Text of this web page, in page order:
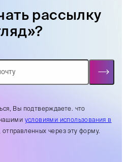
рассылку
Вы подтверждаете. что
условиями использования в
, отправленных через эту форму.